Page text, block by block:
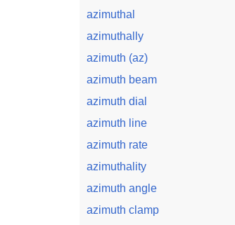
azimuthal
azimuthally
azimuth (az)
azimuth beam
azimuth dial
azimuth line
azimuth rate
azimuthality
azimuth angle
azimuth clamp